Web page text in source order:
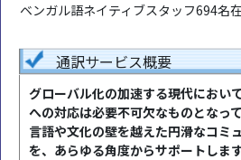
ベンガル語ネイティブスタッフ694名
通訳サービス概要
グローバル化の加速する現代におい
への対応は必要不可欠なものとなっ
言語や文化の壁を越えた円滑なコミ
を、あらゆる角度からサポートします